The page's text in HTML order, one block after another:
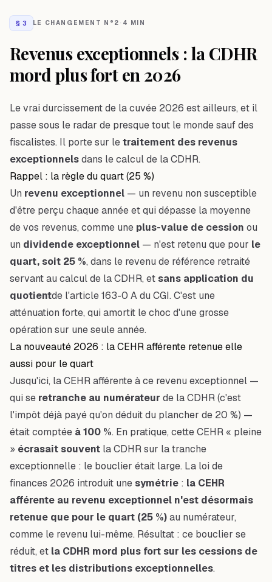
§ 3 LE CHANGEMENT N°2 · 4 MIN
Revenus exceptionnels : la CDHR
mord plus fort en 2026
Le vrai durcissement de la cuvée 2026 est ailleurs, et il
passe sous le radar de presque tout le monde sauf des
fiscalistes. Il porte sur letraitement des revenus
exceptionnelsdans le calcul de la CDHR.
Rappel : la règle du quart (25 %)
Un revenu exceptionnel — un revenu non susceptible
d'être perçu chaque année et qui dépasse la moyenne
de vos revenus, comme une plus-value de cession ou
un dividende exceptionnel — n'est retenu que pour le
quart, soit 25 %, dans le revenu de référence retraité
servant au calcul de la CDHR, etsans application du
quotientde l'article 163-0 A du CGI. C'est une
atténuation forte, qui amortit le choc d'une grosse
opération sur une seule année.
La nouveauté 2026 : la CEHR afférente retenue elle
aussi pour le quart
Jusqu'ici, la CEHR afférente à ce revenu exceptionnel —
qui se retranche au numérateur de la CDHR (c'est
l'impôt déjà payé qu'on déduit du plancher de 20 %) —
était comptée à 100 %. En pratique, cette CEHR « pleine
» écrasait souvent la CDHR sur la tranche
exceptionnelle : le bouclier était large. La loi de
finances 2026 introduit unesymétrie : la CEHR
afférente au revenu exceptionnel n'est désormais
retenue que pour le quart (25 %)au numérateur,
comme le revenu lui-même. Résultat : ce bouclier se
réduit, et la CDHR mord plus fort sur les cessions de
titres et les distributions exceptionnelles.